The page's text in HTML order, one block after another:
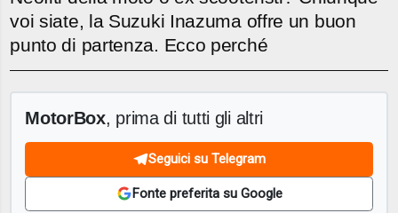
voi siate, la Suzuki Inazuma offre un buon
punto di partenza. Ecco perché
MotorBox, prima di tutti gli altri
Seguici su Telegram
Fonte preferita su Google